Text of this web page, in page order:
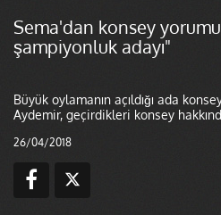
Sema'dan konsey
şampiyonluk adayı"
Büyük oylamanın açıldığı ada
Aydemir, geçirdikleri konsey
26/04/2018